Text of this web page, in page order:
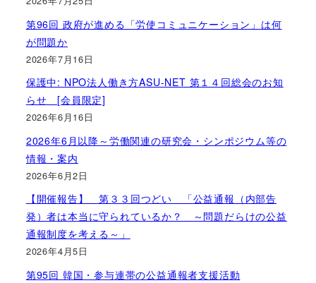
第96回 政府が進める「労使コミュニケーション」は何
が問題か
2026年7月16日
保護中: NPO法人働き方ASU-NET 第１４回総会のお知
らせ [会員限定]
2026年6月16日
2026年6月以降～労働関連の研究会・シンポジウム等の
情報・案内
2026年6月2日
【開催報告】 第３３回つどい 「公益通報（内部告
発）者は本当に守られているか？ ～問題だらけの公益
通報制度を考える～」
2026年4月5日
第95回 韓国・参与連帯の公益通報者支援活動